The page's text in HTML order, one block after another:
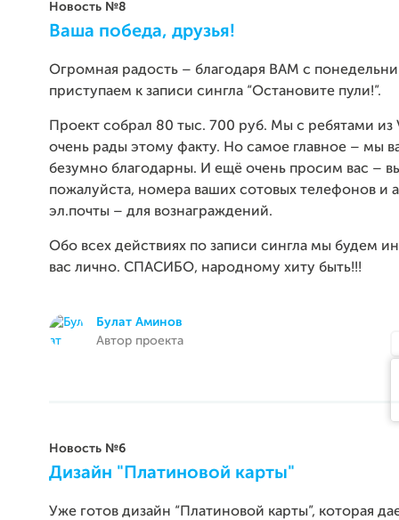
Новость №8
Ваша победа, друзья!
Огромная радость – благодаря ВАМ с
приступаем к записи сингла “Остановите пули!”.
Проект собрал 80 тыс. 700 руб. Мы с ребятами из
очень рады этому факту. Но самое главное – мы
безумно благодарны. И ещё очень просим вас –
пожалуйста, номера ваших сотовых телефонов и
эл.почты – для вознаграждений.
Обо всех действиях по записи сингла мы будем
вас лично. СПАСИБО, народному хиту быть!!!
Булат Аминов
Автор проекта
Новость №6
Дизайн "Платиновой карты"
Уже готов дизайн “Платиновой карты”, которая